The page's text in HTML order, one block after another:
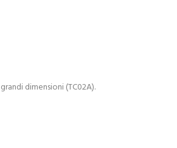
dimensioni (TC02A).